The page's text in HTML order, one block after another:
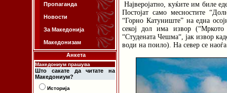
Пропаганда
Новости
За Македонија
Македонизам
Анкета
Македониум прашува
Што сакате да читате на
Македониум?
Историја
Најверојатно, куќите им биле
Постојат само месностите
“Горно Катуниште” на една
секој дол има извор (“Мркото
“Студената Чешма“, јак извор
води на поило). На север се